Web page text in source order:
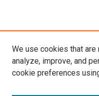
We use cookies that
analyze, improve, and
cookie preferences